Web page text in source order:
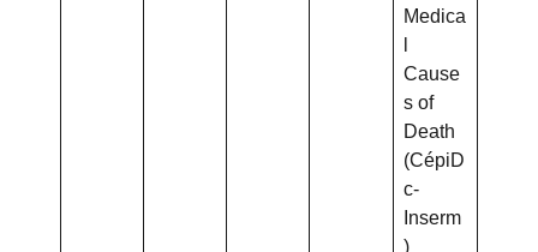
Medica
Cause
s of
Death
(CépiD
c-
Inserm
)